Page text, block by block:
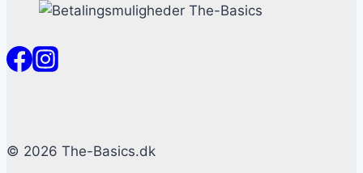
© 2026 The-Basics.dk